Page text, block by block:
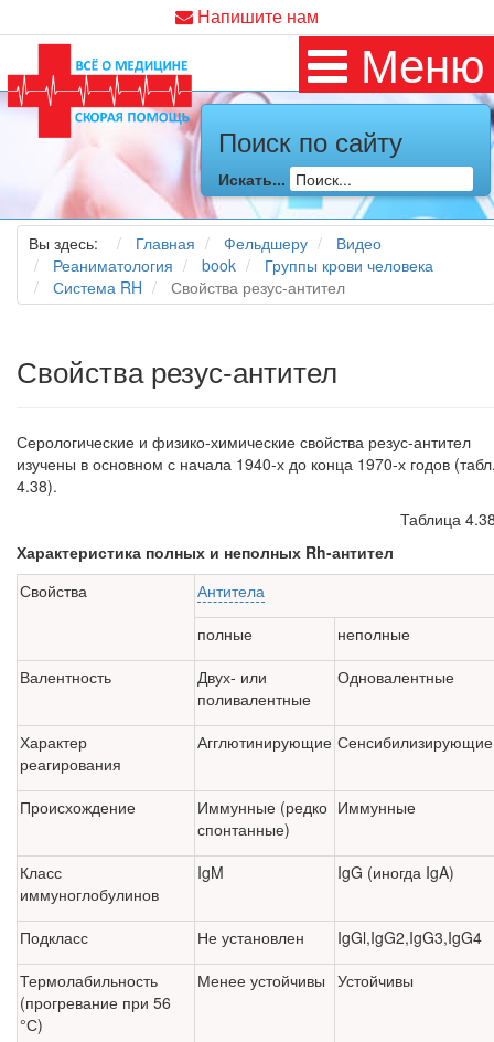
Напишите нам
Меню
Поиск по сайту
Искать...
Вы здесь: Главная Фельдшеру
Видео
Реаниматология
book
Группы крови человека
Система RH
Свойства резус-антител
Свойства резус-антител
Серологические и физико-химические свойства резус-антител
изучены в основном с начала 1940-х до конца 1970-х годов
4.38).
Таблица
Характеристика полных и неполных Rh-антител
Свойства
Антитела
полные
неполные
Валентность
Двух- или
поливалентные
Одновалентные
Характер
реагирования
Агглютинирующие Сенсибилизирующие
Происхождение
Иммунные (редко
спонтанные)
Иммунные
Класс
иммуноглобулинов
IgM IgG (иногда IgA)
Подкласс Не установлен
IgGl,IgG2,IgG3,IgG4
Термолабильность
(прогревание при 56
°С)
Менее устойчивы Устойчивы